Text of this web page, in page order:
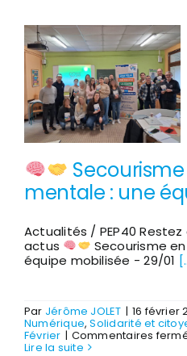
mentale : une
Actualités / PEP40
actus
Secourisme
équipe mobilisée - 29/01
Par Jérôme JOLET | 16 février
Numérique,Solidarité et
Février | Commentaires
Lire la suite